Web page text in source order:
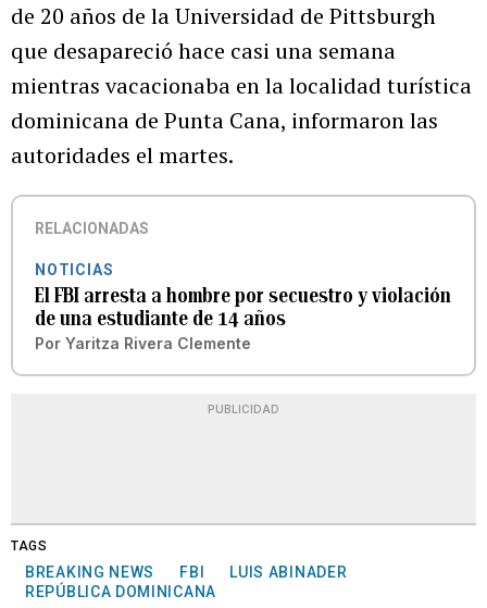
de 20 años de la Universidad de Pittsburgh
que desapareció hace casi una semana
mientras vacacionaba en la localidad turística
dominicana de Punta Cana, informaron las
autoridades el martes.
RELACIONADAS
NOTICIAS
El FBI arresta a hombre por secuestro y violación
de una estudiante de 14 años
Por Yaritza Rivera Clemente
PUBLICIDAD
TAGS
BREAKING NEWS FBI
LUIS ABINADER
REPÚBLICA DOMINICANA